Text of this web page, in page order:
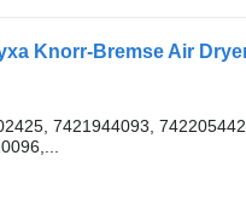
7421944093,